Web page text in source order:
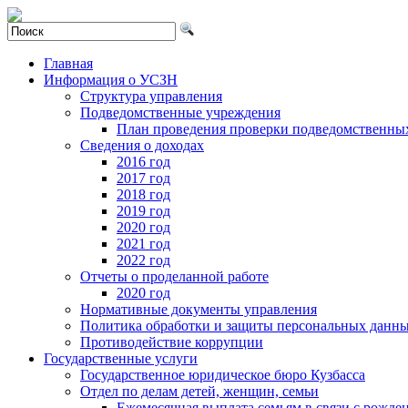
Главная
Информация о УСЗН
Структура управления
Подведомственные учреждения
План проведения проверки
Сведения о доходах
2016 год
2017 год
2018 год
2019 год
2020 год
2021 год
2022 год
Отчеты о проделанной работе
2020 год
Нормативные документы управления
Политика обработки и защиты персональных
Противодействие коррупции
Государственные услуги
Государственное юридическое бюро Кузбасса
Отдел по делам детей, женщин, семьи